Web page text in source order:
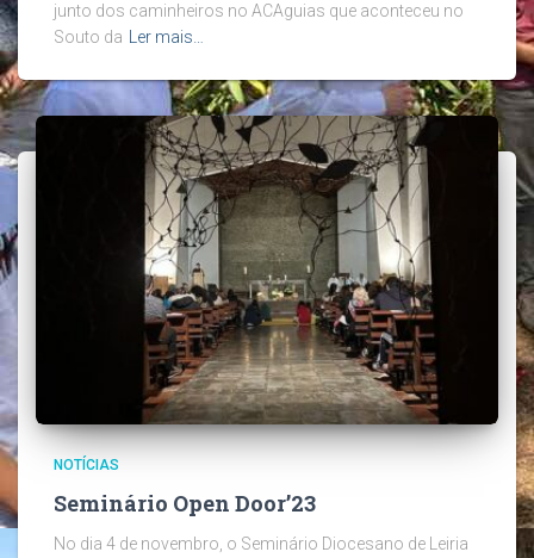
junto dos caminheiros no ACAguias que aconteceu no
Souto da
Ler mais…
NOTÍCIAS
Seminário Open Door’23
No dia 4 de novembro, o Seminário Diocesano de Leiria